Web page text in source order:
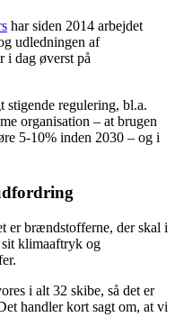
har siden 2014 arbejdet
udledningen af
i dag øverst på
stigende regulering, bl.a.
organisation – at brugen
5-10% inden 2030 – og i
er brændstofferne, der skal i
sit klimaaftryk og
i alt 32 skibe, så det er
handler kort sagt om, at vi